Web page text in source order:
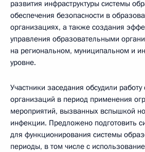
развития инфраструктуры системы
обеспечения безопасности в
организациях, а также создания
управления образовательными
на региональном, муниципальном и
уровне.
Участники заседания обсудили
организаций в период применения
мероприятий, вызванных вспышкой
инфекции. Предложено подготовить
для функционирования системы
периоды, в том числе с